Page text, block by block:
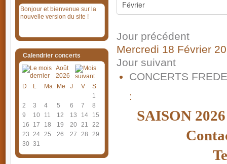
Bonjour et bienvenue sur la
nouvelle version du site !
Calendrier concerts
Août
2026
D
L Ma Me J V
S
1
2
3 4 5 6 7
8
9
10 11 12 13 14
15
16
17 18 19 20 21
22
23 24 25 26 27 28
29
30 31
Jour précédent
Mercredi 18 Février
Jour suivant
CONCERTS
:
SAISON